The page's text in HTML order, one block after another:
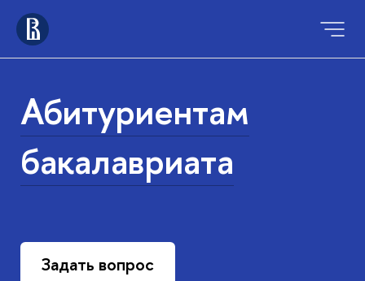
Абитуриентам
бакалавриата
Задать вопрос